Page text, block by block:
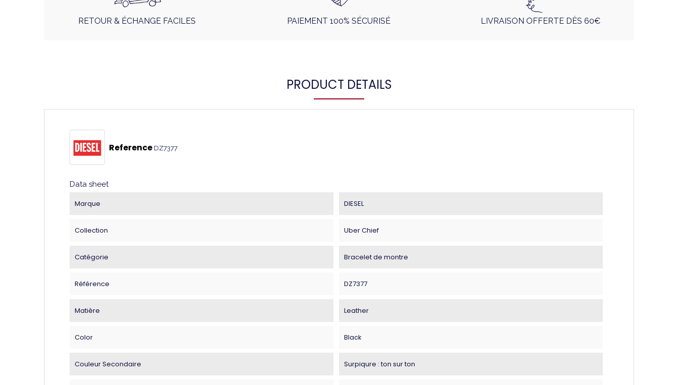
RETOUR & ÉCHANGE FACILES PAIEMENT 100% SÉCURISÉ LIVRAISON OFFERTE DÈS 60€
PRODUCT DETAILS
Reference DZ7377
Data sheet
Marque DIESEL
Collection Uber Chief
Catégorie Bracelet de montre
Référence DZ7377
Matière Leather
Color Black
Couleur Secondaire Surpiqure : ton sur ton